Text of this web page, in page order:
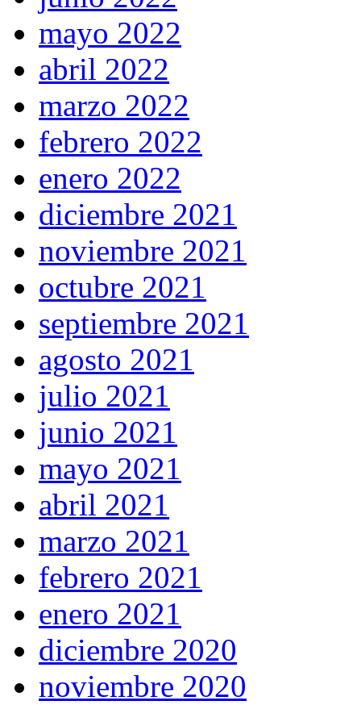
mayo 2022
abril 2022
marzo 2022
febrero 2022
enero 2022
diciembre 2021
noviembre 2021
octubre 2021
septiembre 2021
agosto 2021
julio 2021
junio 2021
mayo 2021
abril 2021
marzo 2021
febrero 2021
enero 2021
diciembre 2020
noviembre 2020